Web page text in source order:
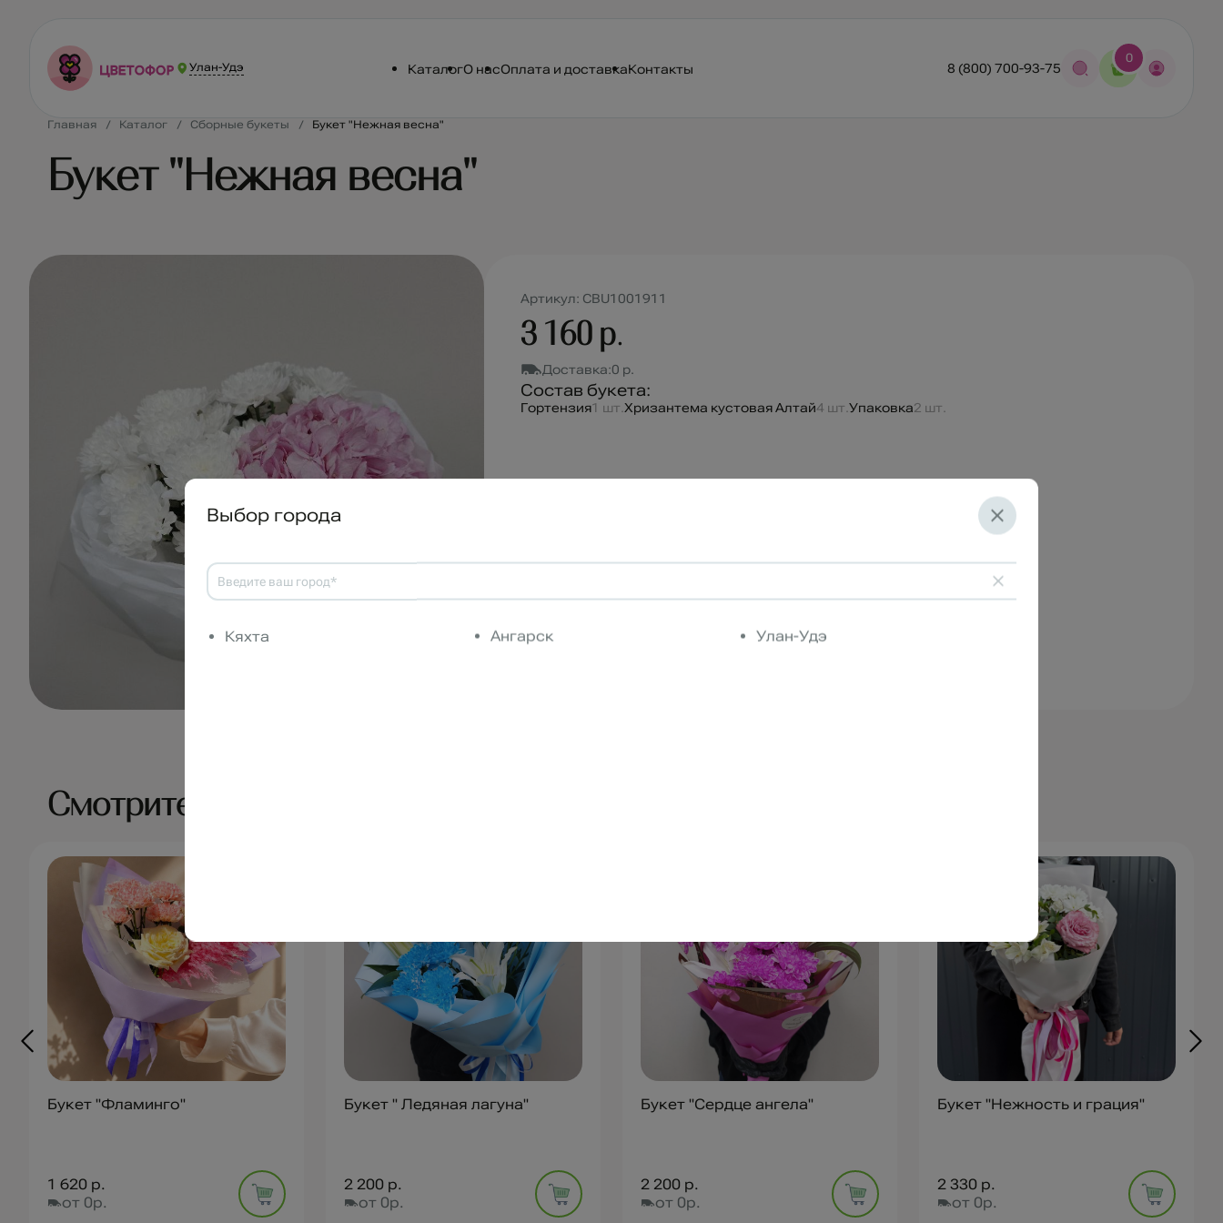
Улан-Удэ КаталогО насОплата и доставкаКонтакты 8 (800) 700-93-75
0
Главная Каталог Сборные букеты Букет "Нежная весна"
Букет "Нежная весна"
Артикул: CBU1001911
3 160 р.
Доставка:0 р.
Состав букета:
Гортензия1 шт. Хризантема кустовая Алтай4 шт. Упаковка2 шт.
Смотрите также
Букет "Фламинго"
1 620 р.
от 0р.
Букет " Ледяная лагуна"
2 200 р.
от 0р.
Букет "Сердце ангела"
2 200 р.
от 0р.
Букет "Нежность и грация"
2 330 р.
от 0р.
Выбор города
Кяхта Ангарск Улан-Удэ